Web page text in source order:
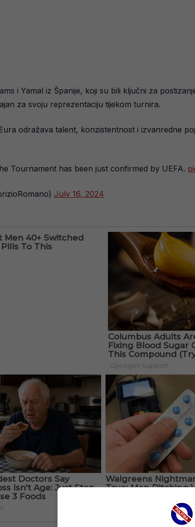
i Yamal iz Španije, koji su bili ključni za
za svoju reprezentaciju tijekom turnira.
odražava talent, konzistentnost i izvanredne
Tournament has been just confirmed by UEFA.
July 16, 2024